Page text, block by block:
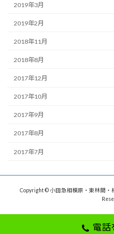
2019年3月
2019年2月
2018年11月
2018年8月
2017年12月
2017年10月
2017年9月
2017年8月
2017年7月
Copyright © 小田急相模原・東林間
電話